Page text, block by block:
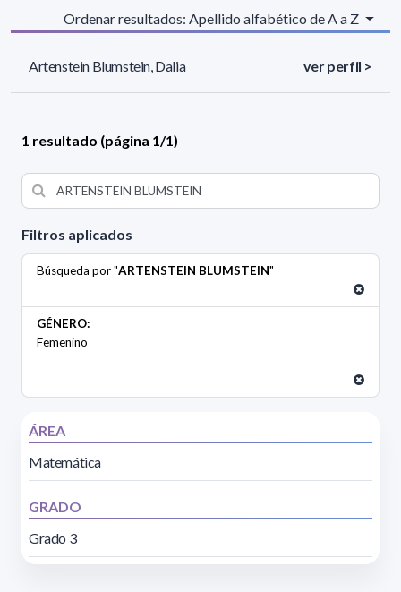
Filtros aplicados
Búsqueda por "ARTENSTEIN BLUMSTEIN"
GÉNERO:
Femenino
ÁREA
Matemática
GRADO
Grado 3
Ordenar resultados: Apellido alfabético de A a Z
Artenstein Blumstein, Dalia ver perfil >
1 resultado (página 1/1)